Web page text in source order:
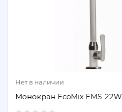
Нет в наличии
Монокран EcoMix EMS-22W